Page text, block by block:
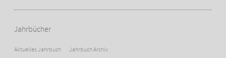
Jahrbücher
Aktuelles Jahrbuch Jahrbuch Archiv